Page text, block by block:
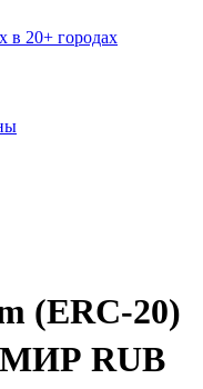
в 20+ городах
(ERC-20)
RUB